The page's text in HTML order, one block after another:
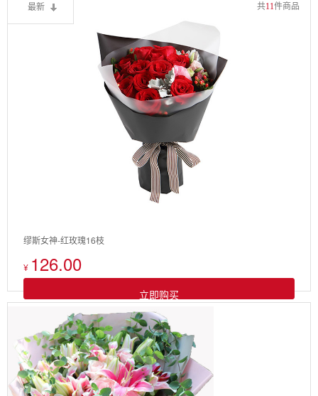
最新 共11件商品
缪斯女神-红玫瑰16枝
¥ 126.00
立即购买